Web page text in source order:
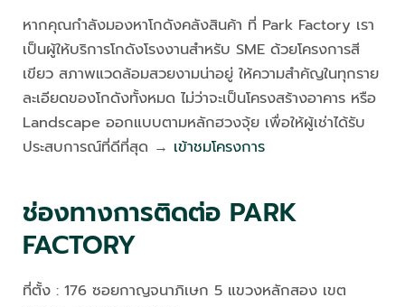
หากคุณกำลังมองหาโกดังคลังสินค้า ที่ Park Factory เรา
เป็นผู้ให้บริการโกดังโรงงานสำหรับ SME ด้วยโครงการสี
เขียว สภาพแวดล้อมสวยงามน่าอยู่ ให้ความสำคัญในทุกราย
ละเอียดของโกดังทั้งหมด ไม่ว่าจะเป็นโครงสร้างอาคาร หรือ
Landscape ออกแบบตามหลักฮวงจุ้ย เพื่อให้ผู้เช่าได้รับ
ประสบการณ์ที่ดีที่สุด → เข้าชมโครงการ
ช่องทางการติดต่อ PARK
FACTORY
ที่ตั้ง : 176 ซอยกาญจนาภิเษก 5 แขวงหลักสอง เขต